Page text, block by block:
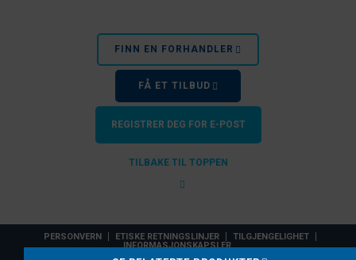
FINN EN FORHANDLER
FÅ ET TILBUD
REGISTRER DEG FOR E-POST
TILBAKE TIL TOPPEN
PERSONVERN ETISKE RETNINGSLINJER
TILGJENGELIGHET
INFORMASJONSKAPSLER